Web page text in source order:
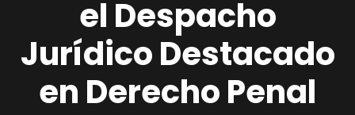
el Despacho
Jurídico Destacado
en Derecho Penal